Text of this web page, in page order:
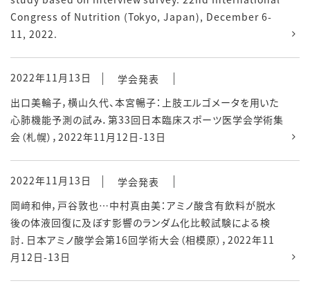
Congress of Nutrition (Tokyo, Japan), December 6-
11, 2022.
2022年11月13日
学会発表
出口美輪子，横山久代、本宮暢子：上肢エルゴメータを用いた
心肺機能予測の試み．第33回日本臨床スポーツ医学会学術集
会（札幌），2022年11月12日-13日
2022年11月13日
学会発表
岡﨑和伸，戸谷敦也…中村真由美：アミノ酸含有飲料が脱水
後の体液回復に及ぼす影響のランダム化比較試験による検
討．日本アミノ酸学会第16回学術大会（相模原），2022年11
月12日-13日